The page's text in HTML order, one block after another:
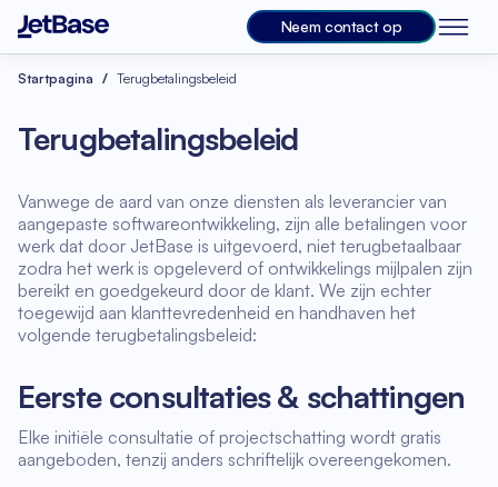
Neem contact op
Startpagina Terugbetalingsbeleid
Terugbetalingsbeleid
Vanwege de aard van onze diensten als leverancier van
aangepaste softwareontwikkeling, zijn alle betalingen voor
werk dat door JetBase is uitgevoerd, niet terugbetaalbaar
zodra het werk is opgeleverd of ontwikkelings mijlpalen zijn
bereikt en goedgekeurd door de klant. We zijn echter
toegewijd aan klanttevredenheid en handhaven het
volgende terugbetalingsbeleid:
Eerste consultaties & schattingen
Elke initiële consultatie of projectschatting wordt gratis
aangeboden, tenzij anders schriftelijk overeengekomen.